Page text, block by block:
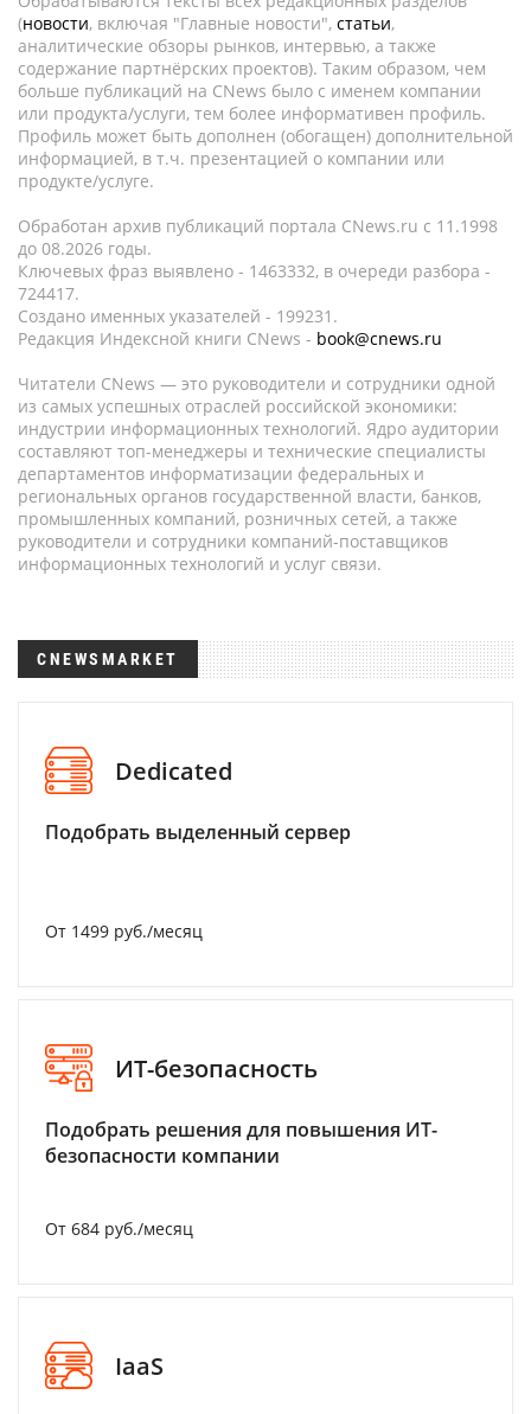
(новости, включая "Главные новости", статьи,
аналитические обзоры рынков, интервью, а также
содержание партнёрских проектов). Таким образом, чем
больше публикаций на CNews было с именем компании
или продукта/услуги, тем более информативен профиль.
Профиль может быть дополнен (обогащен) дополнительной
информацией, в т.ч. презентацией о компании или
продукте/услуге.
Обработан архив публикаций портала CNews.ru c 11.1998
до 08.2026 годы.
Ключевых фраз выявлено - 1463332, в очереди разбора -
724417.
Создано именных указателей - 199231.
Редакция Индексной книги CNews - book@cnews.ru
Читатели CNews — это руководители и сотрудники одной
из самых успешных отраслей российской экономики:
индустрии информационных технологий. Ядро аудитории
составляют топ-менеджеры и технические специалисты
департаментов информатизации федеральных и
региональных органов государственной власти, банков,
промышленных компаний, розничных сетей, а также
руководители и сотрудники компаний-поставщиков
информационных технологий и услуг связи.
CNEWSMARKET
Dedicated
Подобрать выделенный сервер
От 1499 руб./месяц
ИТ-безопасность
Подобрать решения для повышения ИТ-
безопасности компании
От 684 руб./месяц
IaaS